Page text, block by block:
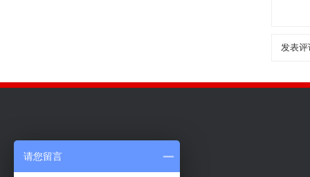
请您留言